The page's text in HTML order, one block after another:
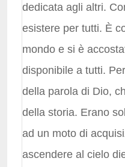
dedicata agli altri.
esistere per tutti. È
mondo e si è
disponibile a tutti.
della parola di Dio,
della storia. Erano
ad un moto di
ascendere al cielo